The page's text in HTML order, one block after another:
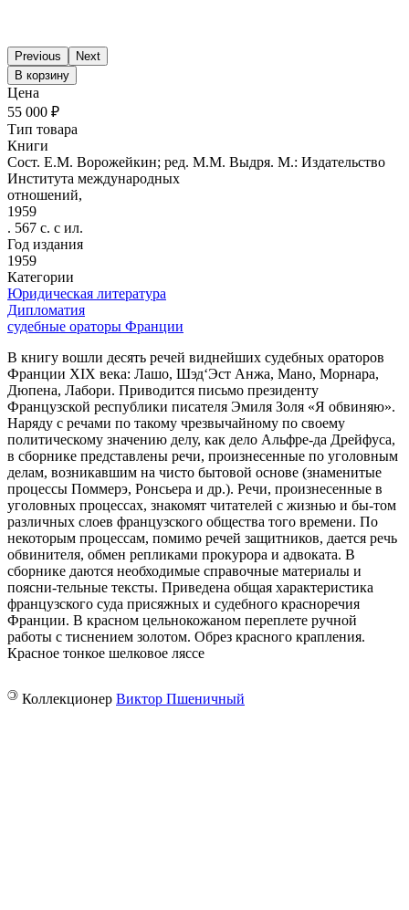
Previous
Next
В корзину
Цена
55 000 ₽
Тип товара
Книги
Сост. Е.М. Ворожейкин; ред. М.М. Выдря. М.: Издательство
Института международных
отношений,
1959
. 567 с. с ил.
Год издания
1959
Категории
Юридическая литература
Дипломатия
судебные ораторы Франции
В книгу вошли десять речей виднейших судебных ораторов
Франции XIX века: Лашо, Шэд‘Эст Анжа, Мано, Морнара,
Дюпена, Лабори. Приводится письмо президенту
Французской республики писателя Эмиля Золя «Я обвиняю».
Наряду с речами по такому чрезвычайному по своему
политическому значению делу, как дело Альфре-да Дрейфуса,
в сборнике представлены речи, произнесенные по уголовным
делам, возникавшим на чисто бытовой основе (знаменитые
процессы Поммерэ, Ронсьера и др.). Речи, произнесенные в
уголовных процессах, знакомят читателей с жизнью и бы-том
различных слоев французского общества того времени. По
некоторым процессам, помимо речей защитников, дается речь
обвинителя, обмен репликами прокурора и адвоката. В
сборнике даются необходимые справочные материалы и
поясни-тельные тексты. Приведена общая характеристика
французского суда присяжных и судебного красноречия
Франции. В красном цельнокожаном переплете ручной
работы с тиснением золотом. Обрез красного крапления.
Красное тонкое шелковое ляссе
© Коллекционер Виктор Пшеничный